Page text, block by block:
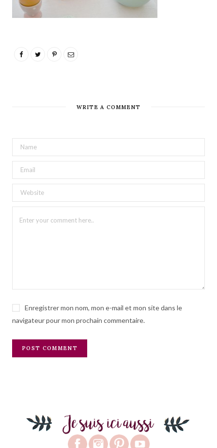
WRITE A COMMENT
Enregistrer mon nom, mon e-mail et mon site dans le
navigateur pour mon prochain commentaire.